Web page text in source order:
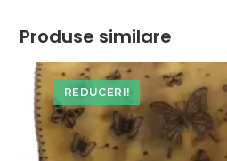
Produse similare
REDUCERI!